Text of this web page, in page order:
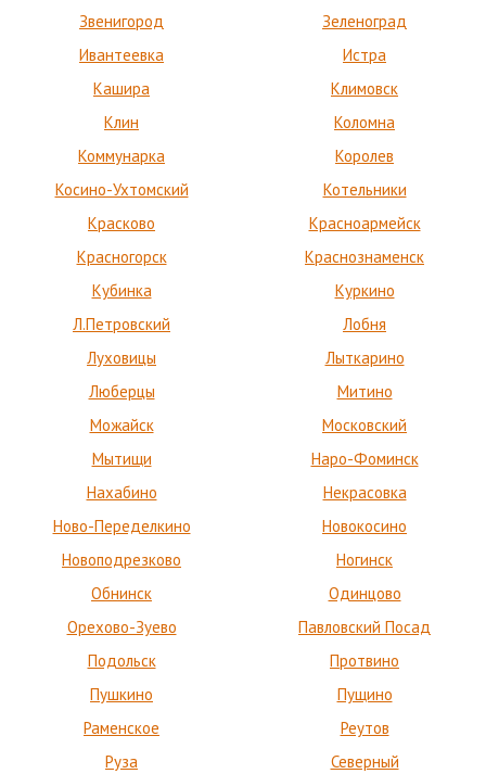
Звенигород
Зеленоград
Ивантеевка
Истра
Кашира
Климовск
Клин
Коломна
Коммунарка
Королев
Косино-Ухтомский
Котельники
Красково
Красноармейск
Красногорск
Краснознаменск
Кубинка
Куркино
Л.Петровский
Лобня
Луховицы
Лыткарино
Люберцы
Митино
Можайск
Московский
Мытищи
Наро-Фоминск
Нахабино
Некрасовка
Ново-Переделкино
Новокосино
Новоподрезково
Ногинск
Обнинск
Одинцово
Орехово-Зуево
Павловский Посад
Подольск
Протвино
Пушкино
Пущино
Раменское
Реутов
Руза
Северный